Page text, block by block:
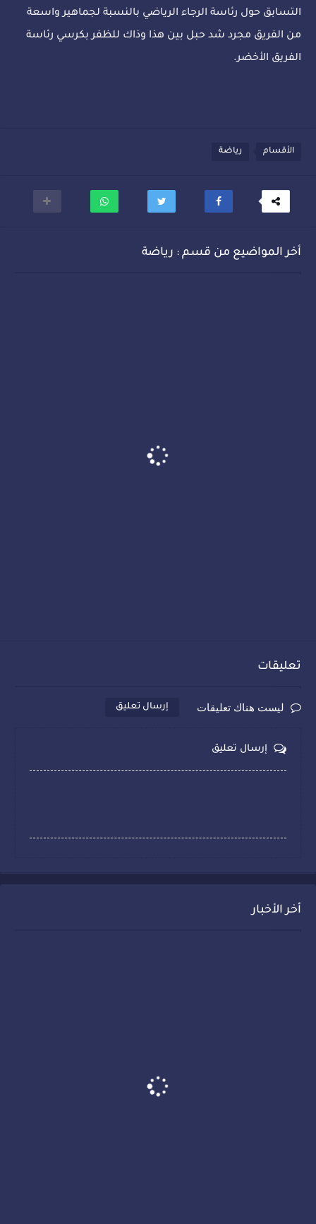
التسابق حول رئاسة الرجاء الرياضي بالنسبة لجماهير واسعة
من الفريق مجرد شد حبل بين هذا وذاك للظفر بكرسي رئاسة
الفريق الأخضر.
الأقسام رياضة
أخر المواضيع من قسم : رياضة
تعليقات
ليست هناك تعليقات إرسال تعليق
إرسال تعليق
أخر الأخبار